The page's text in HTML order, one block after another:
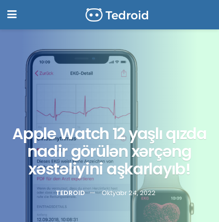
Apple Watch 12 yaşlı qızda
nadir görülən xərçəng
xəstəliyini aşkarlayıb!
TEDROID Oktyabr 24, 2022